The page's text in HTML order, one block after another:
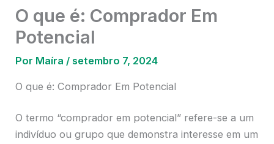
O que é: Comprador Em
Potencial
Por Maíra /setembro 7, 2024
O que é: Comprador Em Potencial
O termo “comprador em potencial” refere-se a um
indivíduo ou grupo que demonstra interesse em um